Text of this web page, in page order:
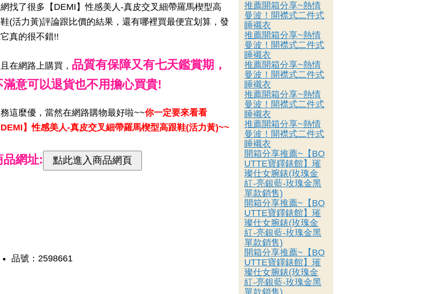
找了很多【DEMI】性感美人-真皮交叉細帶羅馬楔型高
(活力黃)評論跟比價的結果，還有哪裡買最便宜划算，發
真的很不錯!!
在網路上購買， 品質有保障又有七天鑑賞期，
滿意可以退貨也不用擔心買貴!
這麼優，當然在網路購物最好啦~~你一定要來看看
】性感美人-真皮交叉細帶羅馬楔型高跟鞋(活力黃)~~
品網址:
品號：2598661
推薦開箱分享~熱情
曼波！開襟式二件式
睡襯衣
推薦開箱分享~熱情
曼波！開襟式二件式
睡襯衣
推薦開箱分享~熱情
曼波！開襟式二件式
睡襯衣
推薦開箱分享~熱情
曼波！開襟式二件式
睡襯衣
推薦開箱分享~熱情
曼波！開襟式二件式
睡襯衣
開箱分享推薦~【BO
UTTE寶鐸錶館】璀
璨仕女腕錶(玫瑰金
紅-亮銀藍-玫瑰金黑
單款銷售)
開箱分享推薦~【BO
UTTE寶鐸錶館】璀
璨仕女腕錶(玫瑰金
紅-亮銀藍-玫瑰金黑
單款銷售)
開箱分享推薦~【BO
UTTE寶鐸錶館】璀
璨仕女腕錶(玫瑰金
紅-亮銀藍-玫瑰金黑
單款銷售)